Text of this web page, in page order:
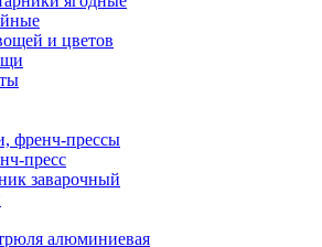
и цветов
френч-прессы
пресс
заварочный
алюминиевая